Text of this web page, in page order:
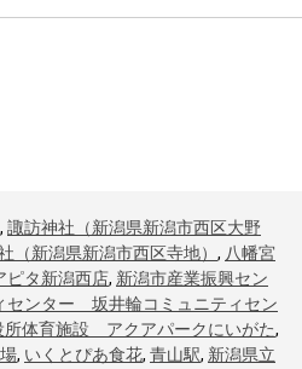
, 諏訪神社（新潟県新潟市西区大野
（新潟県新潟市西区寺地） , 八幡宮
ピタ新潟西店, 新潟市産業振興セン
センター 坂井輪コミュニティセン
所体育施設 アクアパークにいがた,
, いくとぴあ食花, 青山駅, 新潟県立